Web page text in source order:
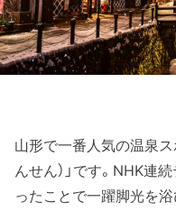
山形で一番人気の温泉ス
んせん）」です。NHK連
ったことで一躍脚光を